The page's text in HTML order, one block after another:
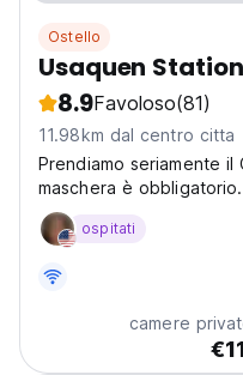
Ostello
Usaquen
8.9Favoloso(81)
11.98km dal centro citta
Prendiamo seriamente il
maschera è
zaino in spalla per
ospitati
camere